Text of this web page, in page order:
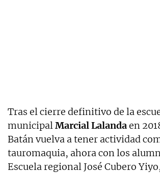
Tras el cierre definitivo de la
municipalMarcial Lalandaen
Batán vuelva a tener actividad
tauromaquia, ahora con los
Escuela regional José Cubero